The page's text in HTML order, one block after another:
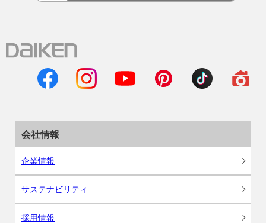
会社情報
企業情報
サステナビリティ
採用情報